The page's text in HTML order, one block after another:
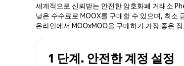
세계적으로 신뢰받는 안전한 암호화폐 거래소
낮은 수수료로 MOOX를 구매할 수 있으며, 최소
온라인에서 MOOxMOO을 구매하기 가장 좋은
1 단계. 안전한 계정 설정